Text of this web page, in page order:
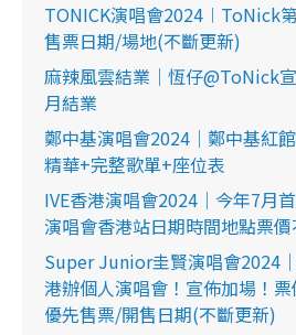
TONICK演唱會2024︱ToNick
售票日期/場地(不斷更新)
麻辣風雲結業｜恆仔@ToNick
月結業
鄭中基演唱會2024｜鄭中基紅
精華+完整歌單+座位表
IVE香港演唱會2024｜今年7月
演唱會香港站日期時間地點票
Super Junior圭賢演唱會2024
港辦個人演唱會！宣佈加場！
優先售票/開售日期(不斷更新)